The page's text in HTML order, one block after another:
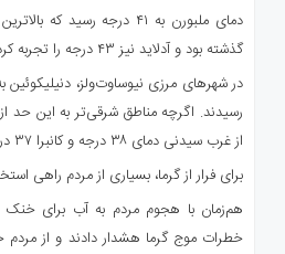
دمای ملبورن به ۴۱ درجه
گذشته بود و آدلاید نیز ۴۳ درجه را تجربه کرد.
رسیدند. اگرچه مناطق شرقی‌تر به این حد
از غرب سیدنی دمای ۳۸ درجه و کانبرا ۳۷ درجه را ثبت کرد.
برای فرار از گرما، بسیاری از مردم راهی
هم‌زمان با هجوم مردم به آب برای خنک
خطرات موج گرما هشدار دادند و از مردم